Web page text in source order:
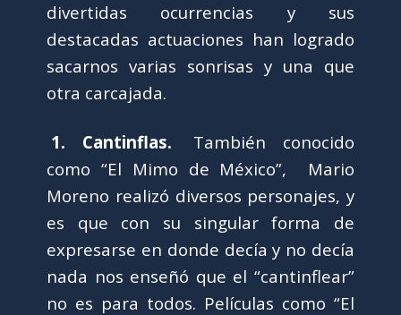
divertidas ocurrencias y sus
destacadas actuaciones han logrado
sacarnos varias sonrisas y una que
otra carcajada.
1. Cantinflas.
También conocido
como “El Mimo de México”, Mario
Moreno realizó diversos personajes, y
es que con su singular forma de
expresarse en donde decía y no decía
nada nos enseñó que el “cantinflear”
no es para todos. Películas como “El